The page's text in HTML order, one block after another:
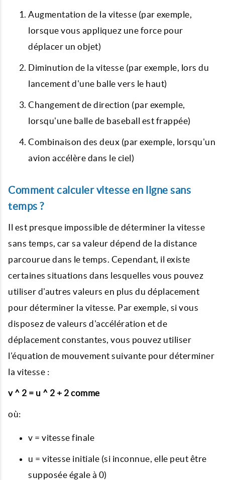
Augmentation de la vitesse (par exemple,
lorsque vous appliquez une force pour
déplacer un objet)
Diminution de la vitesse (par exemple, lors du
lancement d'une balle vers le haut)
Changement de direction (par exemple,
lorsqu'une balle de baseball est frappée)
Combinaison des deux (par exemple, lorsqu'un
avion accélère dans le ciel)
Comment calculer vitesse en ligne sans
temps ?
Il est presque impossible de déterminer la vitesse
sans temps, car sa valeur dépend de la distance
parcourue dans le temps. Cependant, il existe
certaines situations dans lesquelles vous pouvez
utiliser d'autres valeurs en plus du déplacement
pour déterminer la vitesse. Par exemple, si vous
disposez de valeurs d'accélération et de
déplacement constantes, vous pouvez utiliser
l'équation de mouvement suivante pour déterminer
la vitesse :
v ^ 2 = u ^ 2 + 2 comme
où:
v = vitesse finale
u = vitesse initiale (si inconnue, elle peut être
supposée égale à 0)